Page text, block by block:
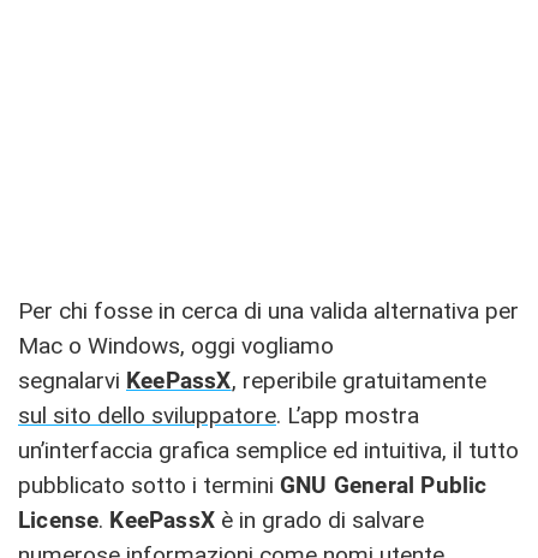
Per chi fosse in cerca di una valida alternativa per
Mac o Windows, oggi vogliamo
segnalarvi KeePassX, reperibile gratuitamente
sul sito dello sviluppatore. L’app mostra
un’interfaccia grafica semplice ed intuitiva, il tutto
pubblicato sotto i termini GNU General Public
License. KeePassX è in grado di salvare